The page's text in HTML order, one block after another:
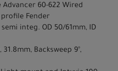
60-622 Wired
Fender
semi integ. OD 50/61mm, ID
Backsweep 9°,